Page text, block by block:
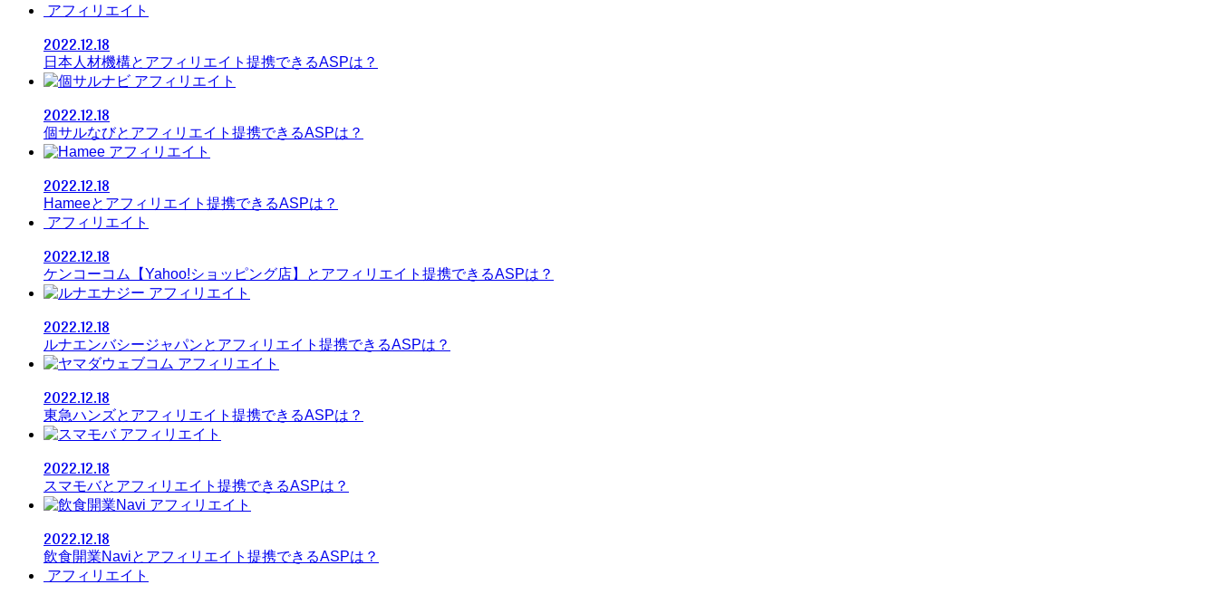
アフィリエイト
2022.12.18
日本人材機構とアフィリエイト提携できるASPは？
アフィリエイト
2022.12.18
個サルなびとアフィリエイト提携できるASPは？
アフィリエイト
2022.12.18
Hameeとアフィリエイト提携できるASPは？
アフィリエイト
2022.12.18
ケンコーコム【Yahoo!ショッピング店】とアフィリエイト提携できるASPは？
アフィリエイト
2022.12.18
ルナエンバシージャパンとアフィリエイト提携できるASPは？
アフィリエイト
2022.12.18
東急ハンズとアフィリエイト提携できるASPは？
アフィリエイト
2022.12.18
スマモバとアフィリエイト提携できるASPは？
アフィリエイト
2022.12.18
飲食開業Naviとアフィリエイト提携できるASPは？
アフィリエイト